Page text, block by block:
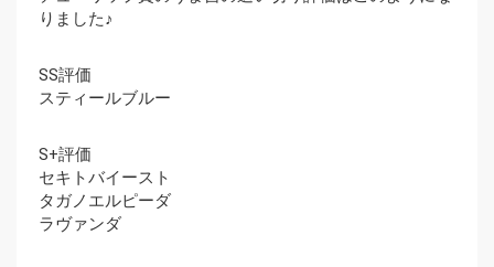
りました♪
SS評価
スティールブルー
S+評価
セキトバイースト
タガノエルピーダ
ラヴァンダ